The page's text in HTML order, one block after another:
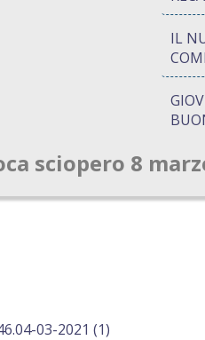
IL
PON
sciopero 8
03-2021 (1)